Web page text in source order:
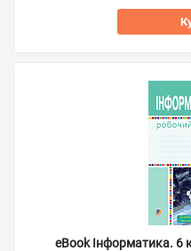
eBook Інформатика.